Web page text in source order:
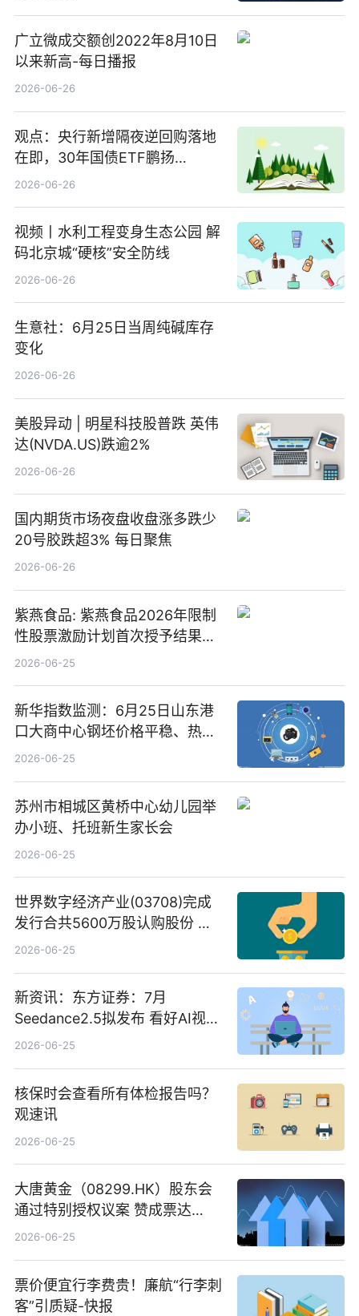
广立微成交额创2022年8月10日
以来新高-每日播报
2026-06-26
观点：央行新增隔夜逆回购落地
在即，30年国债ETF鹏扬
(511090) 盘中小幅上涨
2026-06-26
视频丨水利工程变身生态公园 解
码北京城“硬核”安全防线
2026-06-26
生意社：6月25日当周纯碱库存
变化
2026-06-26
美股异动 | 明星科技股普跌 英伟
达(NVDA.US)跌逾2%
2026-06-26
国内期货市场夜盘收盘涨多跌少
20号胶跌超3% 每日聚焦
2026-06-26
紫燕食品: 紫燕食品2026年限制
性股票激励计划首次授予结果公
告-微资讯
2026-06-25
新华指数监测：6月25日山东港
口大商中心钢坯价格平稳、热轧
C料价格微幅下跌
2026-06-25
苏州市相城区黄桥中心幼儿园举
办小班、托班新生家长会
2026-06-25
世界数字经济产业(03708)完成
发行合共5600万股认购股份 净
筹约1007万港元 独家焦点
2026-06-25
新资讯：东方证券：7月
Seedance2.5拟发布 看好AI视频
创作工作流进一步提效
2026-06-25
核保时会查看所有体检报告吗？
观速讯
2026-06-25
大唐黄金（08299.HK）股东会
通过特别授权议案 赞成票达
100%_新动态
2026-06-25
票价便宜行李费贵！廉航“行李刺
客”引质疑-快报